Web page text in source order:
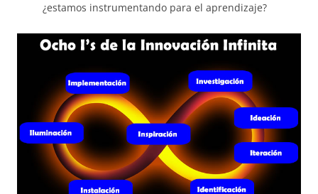
¿estamos instrumentando para el aprendizaje?